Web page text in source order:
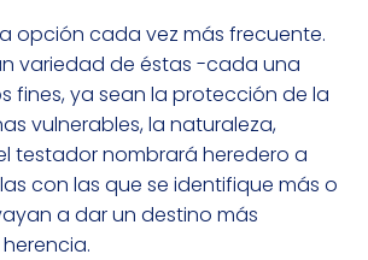
opción cada vez más frecuente.
variedad de éstas -cada una
fines, ya sean la protección de la
vulnerables, la naturaleza,
testador nombrará heredero a
con las que se identifique más o
a dar un destino más